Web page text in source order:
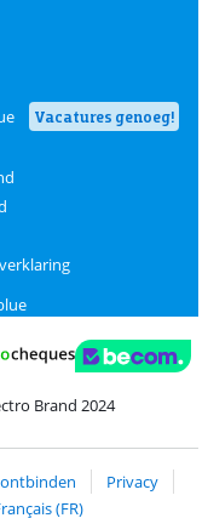
Vacatures genoeg!
Brand 2024
Privacy
(FR)